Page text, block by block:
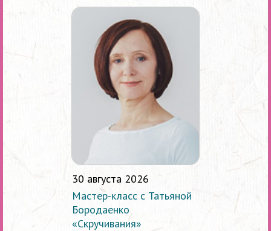
30 августа 2026
Мастер-класс с Татьяной
Бородаенко
«Скручивания»